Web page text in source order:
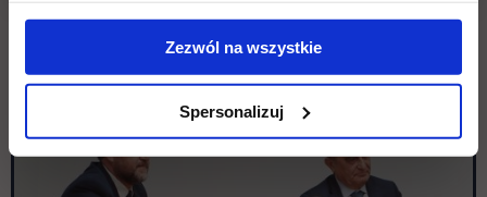
Zezwól na wszystkie
Spersonalizuj